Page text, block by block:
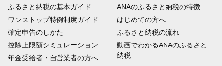
ふるさと納税の基本ガイド
ワンストップ特例制度ガイド
確定申告のしかた
控除上限額シミュレーション
年金受給者・自営業者の方へ
ANAのふるさと納税の特徴
はじめての方へ
ふるさと納税の流れ
動画でわかるANAのふるさと
納税